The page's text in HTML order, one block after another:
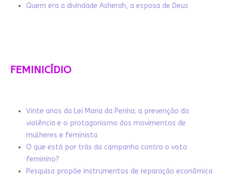
Quem era a divindade Asherah, a esposa de Deus
FEMINICÍDIO
Vinte anos da Lei Maria da Penha: a prevenção da
violência e o protagonismo dos movimentos de
mulheres e feminista
O que está por trás da campanha contra o voto
feminino?
Pesquisa propõe instrumentos de reparação econômica